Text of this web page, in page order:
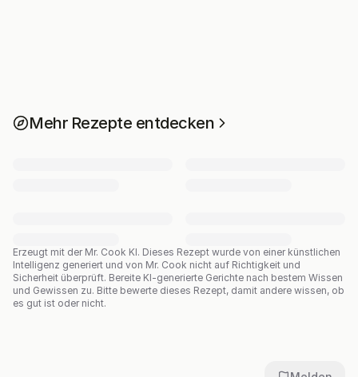
Mehr Rezepte entdecken
Erzeugt mit der Mr. Cook KI. Dieses Rezept wurde von einer künstlichen
Intelligenz generiert und von Mr. Cook nicht auf Richtigkeit und
Sicherheit überprüft. Bereite KI-generierte Gerichte nach bestem Wissen
und Gewissen zu. Bitte bewerte dieses Rezept, damit andere wissen, ob
es gut ist oder nicht.